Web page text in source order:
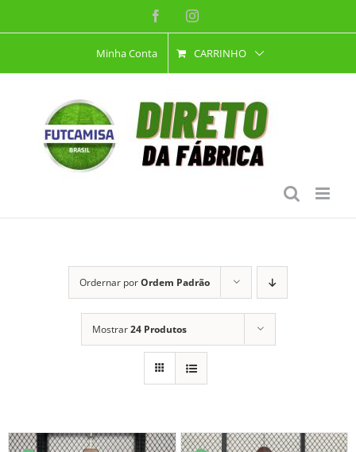
para
conteúdo
FacebookInstagram
Minha Conta CARRINHO
Ordernar porOrdem Padrão
Mostrar24 Produtos